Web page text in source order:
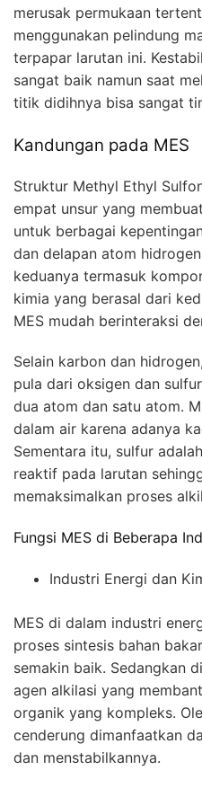
merusak permukaan
menggunakan pelindung
terpapar larutan ini.
sangat baik namun saat
titik didihnya bisa sangat
Kandungan pada MES
Struktur Methyl Ethyl
empat unsur yang
untuk berbagai
dan delapan atom
keduanya termasuk
kimia yang berasal dari
MES mudah berinteraksi
Selain karbon dan
pula dari oksigen dan
dua atom dan satu atom.
dalam air karena adanya
Sementara itu, sulfur
reaktif pada larutan
memaksimalkan proses
Fungsi MES di Beberapa
Industri Energi dan
MES di dalam industri
proses sintesis bahan
semakin baik. Sedangkan
agen alkilasi yang
organik yang kompleks.
cenderung dimanfaatkan
dan menstabilkannya.